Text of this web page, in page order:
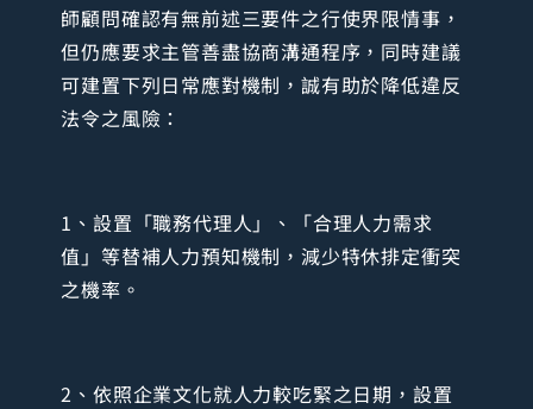
師顧問確認有無前述三要件之行使界限情事，
但仍應要求主管善盡協商溝通程序，同時建議
可建置下列日常應對機制，誠有助於降低違反
法令之風險：
1、設置「職務代理人」、「合理人力需求
值」等替補人力預知機制，減少特休排定衝突
之機率。
2、依照企業文化就人力較吃緊之日期，設置